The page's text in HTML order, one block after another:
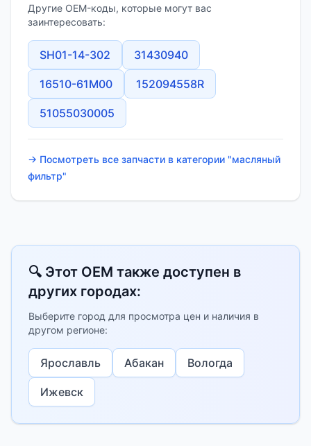
Другие OEM-коды, которые могут вас
заинтересовать:
SH01-14-302 31430940
16510-61M00 152094558R
51055030005
→ Посмотреть все запчасти в категории "масляный
фильтр"
🔍 Этот OEM также доступен в
других городах:
Выберите город для просмотра цен и наличия в
другом регионе:
Ярославль Абакан Вологда
Ижевск